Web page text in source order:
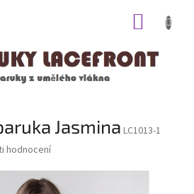
Jasmina LC1013-1
hodnocení